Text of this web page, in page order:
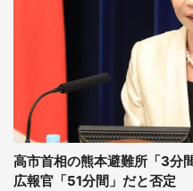
高市首相の熊本避難所「3分
広報官「51分間」だと否定